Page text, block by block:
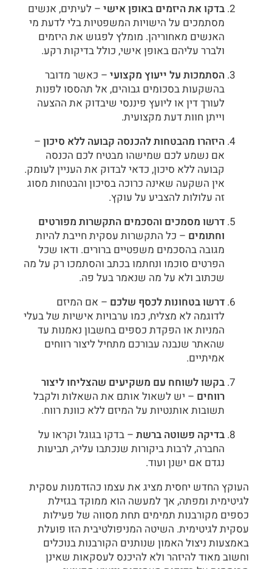
בדקו את היזמים באופן אישי – לעיתים, אנשים
מסתמכים על הישויות המשפטיות בלי לדעת מי
האנשים מאחוריהן. מומלץ לפגוש את היזמים
ולברר עליהם באופן אישי, כולל בדיקות רקע.
הסתמכות על ייעוץ מקצועי – כאשר מדובר
בהשקעות בסכומים גבוהים, אל תהססו לפנות
לעורך דין או ליועץ פיננסי שיבדוק את ההצעה
וייתן חוות דעת מקצועית.
היזהרו מהבטחות להכנסה קבועה ללא סיכון –
אם נשמע לכם שמישהו מבטיח לכם הכנסה
קבועה ללא סיכון, כדאי לבדוק את העניין לעומק.
אין השקעה שאינה כרוכה בסיכון והבטחות מסוג
זה עלולות להצביע על עוקץ.
דרשו מסמכים והסכמים התקשרות מפורטים
וחתומים – כל התקשרות עסקית חייבת להיות
מגובה בהסכמים משפטיים ברורים. ודאו שכל
הפרטים סוכמו ונחתמו בכתב והסתמכו רק על מה
שכתוב ולא על מה שנאמר בעל פה.
דרשו בטחונות לכסף שלכם – אם המיזם
לדוגמה לא מצליח, כמו ערבויות אישיות של בעלי
המניות או הפקדת כספים בחשבון נאמנות עד
שהאתר שנבנה עבורכם מתחיל ליצור רווחים
אמיתיים.
בקשו לשוחח עם משקיעים שהצליחו ליצור
רווחים – יש לשאול אותם את השאלות ולקבל
תשובות אותנטיות על המיזם ללא כוונת רווח.
בדיקה פשוטה ברשת – בדקו בגוגל וקראו על
החברה, לרבות ביקורות שנכתבו עליה, תביעות
נגדם אם ישנן ועוד.
העוקץ החדש יחסית מציג את עצמו כהזדמנות עסקית
לגיטימית ומפתה, אך למעשה הוא ממוקד בגזילת
כספים מקורבנות תמימים תחת מסווה של פעילות
עסקית לגיטימית. השיטה המניפולטיבית הזו פועלת
באמצעות ניצול האמון שנותנים הקורבנות בנוכלים
וחשוב מאוד להיזהר ולא להיכנס לעסקאות שאינן